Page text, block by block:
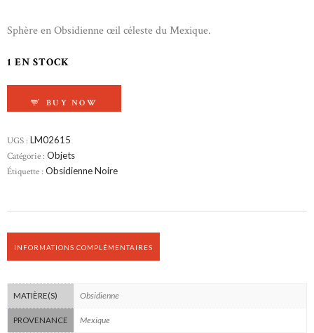
Sphère en Obsidienne œil céleste du Mexique.
1 EN STOCK
BUY NOW
UGS : LM02615
Catégorie : Objets
Étiquette : Obsidienne Noire
INFORMATIONS COMPLÉMENTAIRES
MATIÈRE(S) Obsidienne
PROVENANCE Mexique